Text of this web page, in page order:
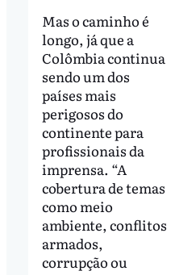
Mas o caminho é
longo, já que a
Colômbia continua
sendo um dos
países mais
perigosos do
continente para
profissionais da
imprensa. “A
cobertura de temas
como meio
ambiente, conflitos
armados,
corrupção ou